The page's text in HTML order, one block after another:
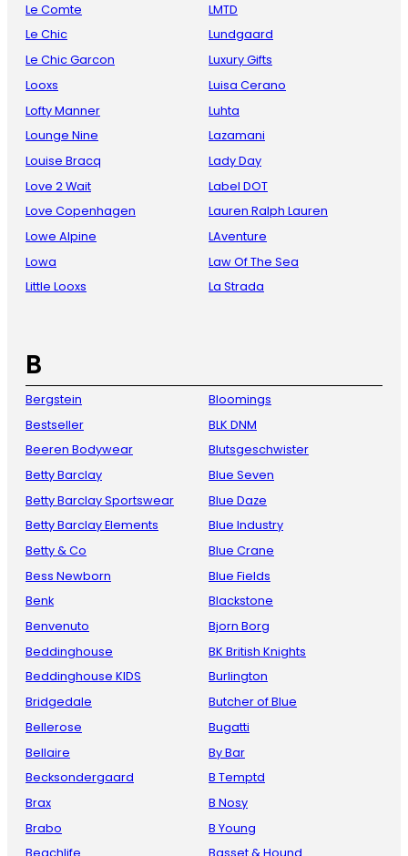
Le Comte
Le Chic
Le Chic Garcon
Looxs
Lofty Manner
Lounge Nine
Louise Bracq
Love 2 Wait
Love Copenhagen
Lowe Alpine
Lowa
Little Looxs
LMTD
Lundgaard
Luxury Gifts
Luisa Cerano
Luhta
Lazamani
Lady Day
Label DOT
Lauren Ralph Lauren
LAventure
Law Of The Sea
La Strada
B
Bergstein
Bestseller
Beeren Bodywear
Betty Barclay
Betty Barclay Sportswear
Betty Barclay Elements
Betty & Co
Bess Newborn
Benk
Benvenuto
Beddinghouse
Beddinghouse KIDS
Bridgedale
Bellerose
Bellaire
Becksondergaard
Brax
Brabo
Bloomings
BLK DNM
Blutsgeschwister
Blue Seven
Blue Daze
Blue Industry
Blue Crane
Blue Fields
Blackstone
Bjorn Borg
BK British Knights
Burlington
Butcher of Blue
Bugatti
By Bar
B Temptd
B Nosy
B Young